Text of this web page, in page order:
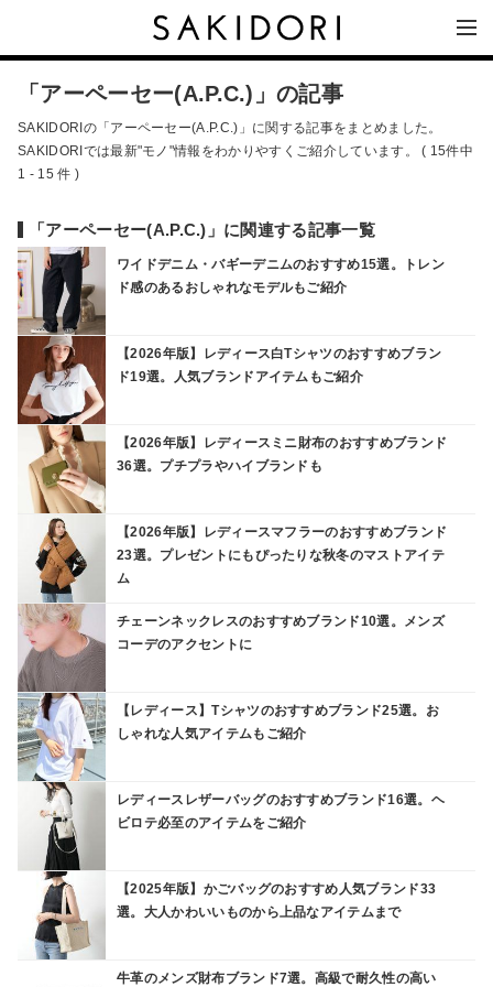
「アーペーセー(A.P.C.)」の記事
SAKIDORIの「アーペーセー(A.P.C.)」に関する記事をまとめました。
SAKIDORIでは最新"モノ"情報をわかりやすくご紹介しています。 ( 15件中
1 - 15 件 )
「アーペーセー(A.P.C.)」に関連する記事一覧
ワイドデニム・バギーデニムのおすすめ15選。トレン
ド感のあるおしゃれなモデルもご紹介
【2026年版】レディース白Tシャツのおすすめブラン
ド19選。人気ブランドアイテムもご紹介
【2026年版】レディースミニ財布のおすすめブランド
36選。プチプラやハイブランドも
【2026年版】レディースマフラーのおすすめブランド
23選。プレゼントにもぴったりな秋冬のマストアイテ
ム
チェーンネックレスのおすすめブランド10選。メンズ
コーデのアクセントに
【レディース】Tシャツのおすすめブランド25選。お
しゃれな人気アイテムもご紹介
レディースレザーバッグのおすすめブランド16選。ヘ
ビロテ必至のアイテムをご紹介
【2025年版】かごバッグのおすすめ人気ブランド33
選。大人かわいいものから上品なアイテムまで
牛革のメンズ財布ブランド7選。高級で耐久性の高い